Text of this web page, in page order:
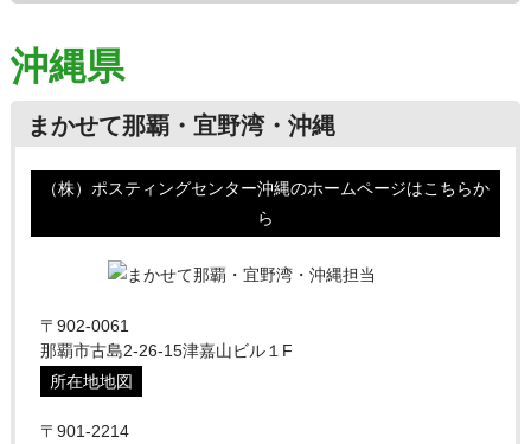
沖縄県
まかせて那覇・宜野湾・沖縄
（株）ポスティングセンター沖縄のホームページはこちらか
ら
〒902-0061
那覇市古島2-26-15津嘉山ビル１F
所在地地図
〒901-2214